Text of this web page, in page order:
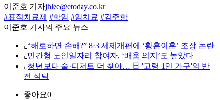
이준호 기자jhlee@etoday.co.kr
#표적치료제 #항암 #암치료 #김주항
이준호 기자의 주요 뉴스
⌞ “해로하면 손해?” 8·3 세제개편에 ‘황혼이혼’ 조장 논란
⌞ 민간형 노인일자리 참여자, ‘배움 의지’도 높았다
⌞ 청년보다 술·디저트 더 찾아… 日 '고령 1인 가구'의 반
전 식탁
좋아요0